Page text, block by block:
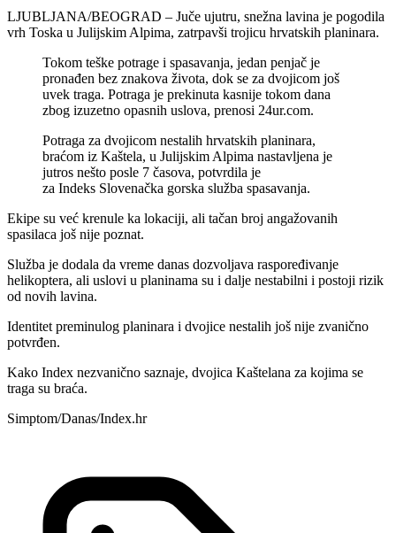
LJUBLJANA/BEOGRAD – Juče ujutru, snežna lavina je pogodila
vrh Toska u Julijskim Alpima, zatrpavši trojicu hrvatskih planinara.
Tokom teške potrage i spasavanja, jedan penjač je
pronađen bez znakova života, dok se za dvojicom još
uvek traga. Potraga je prekinuta kasnije tokom dana
zbog izuzetno opasnih uslova, prenosi 24ur.com.
Potraga za dvojicom nestalih hrvatskih planinara,
braćom iz Kaštela, u Julijskim Alpima nastavljena je
jutros nešto posle 7 časova, potvrdila je
za Indeks Slovenačka gorska služba spasavanja.
Ekipe su već krenule ka lokaciji, ali tačan broj angažovanih
spasilaca još nije poznat.
Služba je dodala da vreme danas dozvoljava raspoređivanje
helikoptera, ali uslovi u planinama su i dalje nestabilni i postoji rizik
od novih lavina.
Identitet preminulog planinara i dvojice nestalih još nije zvanično
potvrđen.
Kako Index nezvanično saznaje, dvojica Kaštelana za kojima se
traga su braća.
Simptom/Danas/Index.hr